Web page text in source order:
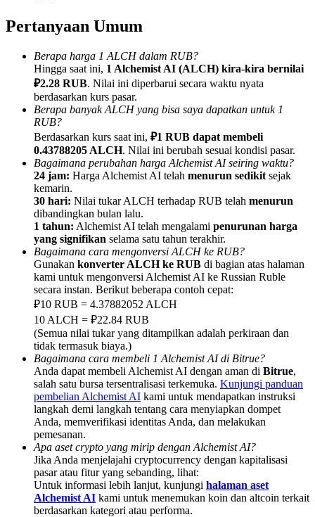
Referensi
Undang teman untuk mendapatkan imbalan tunai
Deposit CASHCAT & Win
Deposit CASHCAT & Win
Share 500000 CASHCAT prize pool
Exclusive for BitMart Users
Register & Trade to Win 500,000 USDT
Precious Metals Trading Carnival
Trade Gold & Silver · 33,333 USDT Bonus
Pertanyaan Umum
Berapa harga 1 ALCH dalam RUB?
Hingga saat ini, 1 Alchemist AI (ALCH) kira-kira bernilai
₽2.28 RUB. Nilai ini diperbarui secara waktu nyata
berdasarkan kurs pasar.
Berapa banyak ALCH yang bisa saya dapatkan untuk 1
RUB?
Berdasarkan kurs saat ini, ₽1 RUB dapat membeli
0.43788205 ALCH. Nilai ini berubah sesuai kondisi pasar.
Bagaimana perubahan harga Alchemist AI seiring waktu?
24 jam: Harga Alchemist AI telah menurun sedikit sejak
kemarin.
30 hari: Nilai tukar ALCH terhadap RUB telah menurun
dibandingkan bulan lalu.
1 tahun: Alchemist AI telah mengalami penurunan harga
yang signifikan selama satu tahun terakhir.
Bagaimana cara mengonversi ALCH ke RUB?
Gunakan konverter ALCH ke RUB di bagian atas halaman
kami untuk mengonversi Alchemist AI ke Russian Ruble
secara instan. Berikut beberapa contoh cepat:
₽10 RUB = 4.37882052 ALCH
10 ALCH = ₽22.84 RUB
(Semua nilai tukar yang ditampilkan adalah perkiraan dan
tidak termasuk biaya.)
Bagaimana cara membeli 1 Alchemist AI di Bitrue?
Anda dapat membeli Alchemist AI dengan aman di Bitrue,
salah satu bursa tersentralisasi terkemuka. Kunjungi panduan
pembelian Alchemist AI kami untuk mendapatkan instruksi
langkah demi langkah tentang cara menyiapkan dompet
Anda, memverifikasi identitas Anda, dan melakukan
pemesanan.
Apa aset crypto yang mirip dengan Alchemist AI?
Jika Anda menjelajahi cryptocurrency dengan kapitalisasi
pasar atau fitur yang sebanding, lihat:
Untuk informasi lebih lanjut, kunjungi halaman aset
Alchemist AI kami untuk menemukan koin dan altcoin terkait
berdasarkan kategori atau performa.